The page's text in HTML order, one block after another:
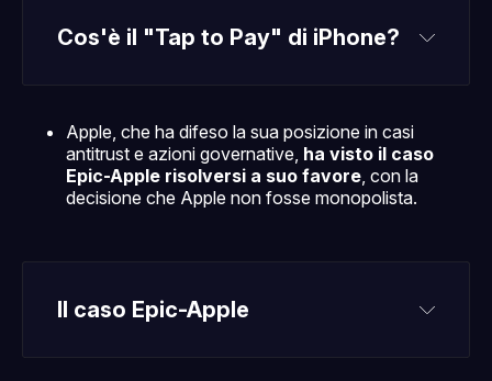
Cos'è il "Tap to Pay" di iPhone?
Apple, che ha difeso la sua posizione in casi
antitrust e azioni governative, ha visto il caso
Epic-Apple risolversi a suo favore , con la
decisione che Apple non fosse monopolista.
Il caso Epic-Apple